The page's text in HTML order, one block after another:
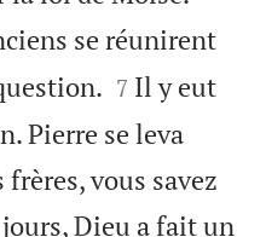
se réunirent


7 Il y eut
Pierre se leva
vous savez
Dieu a fait un